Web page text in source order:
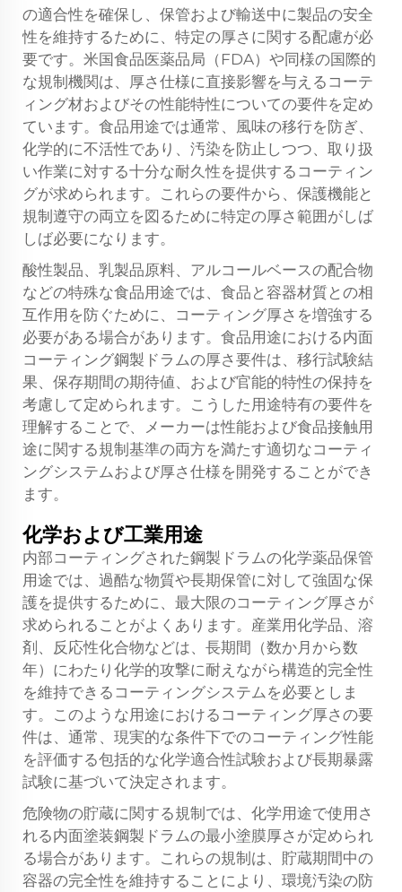
の適合性を確保し、保管および輸送中に製品の安全
性を維持するために、特定の厚さに関する配慮が必
要です。米国食品医薬品局（FDA）や同様の国際的
な規制機関は、厚さ仕様に直接影響を与えるコーテ
ィング材およびその性能特性についての要件を定め
ています。食品用途では通常、風味の移行を防ぎ、
化学的に不活性であり、汚染を防止しつつ、取り扱
い作業に対する十分な耐久性を提供するコーティン
グが求められます。これらの要件から、保護機能と
規制遵守の両立を図るために特定の厚さ範囲がしば
しば必要になります。
酸性製品、乳製品原料、アルコールベースの配合物
などの特殊な食品用途では、食品と容器材質との相
互作用を防ぐために、コーティング厚さを増強する
必要がある場合があります。食品用途における内面
コーティング鋼製ドラムの厚さ要件は、移行試験結
果、保存期間の期待値、および官能的特性の保持を
考慮して定められます。こうした用途特有の要件を
理解することで、メーカーは性能および食品接触用
途に関する規制基準の両方を満たす適切なコーティ
ングシステムおよび厚さ仕様を開発することができ
ます。
化学および工業用途
内部コーティングされた鋼製ドラムの化学薬品保管
用途では、過酷な物質や長期保管に対して強固な保
護を提供するために、最大限のコーティング厚さが
求められることがよくあります。産業用化学品、溶
剤、反応性化合物などは、長期間（数か月から数
年）にわたり化学的攻撃に耐えながら構造的完全性
を維持できるコーティングシステムを必要としま
す。このような用途におけるコーティング厚さの要
件は、通常、現実的な条件下でのコーティング性能
を評価する包括的な化学適合性試験および長期暴露
試験に基づいて決定されます。
危険物の貯蔵に関する規制では、化学用途で使用さ
れる内面塗装鋼製ドラムの最小塗膜厚さが定められ
る場合があります。これらの規制は、貯蔵期間中の
容器の完全性を維持することにより、環境汚染の防